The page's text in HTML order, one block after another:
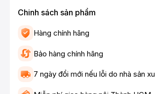
Chinh sách sản phẩm
Hàng chính hãng
Bảo hàng chính hãng
7 ngày đổi mới nếu lỗi do nhà sản